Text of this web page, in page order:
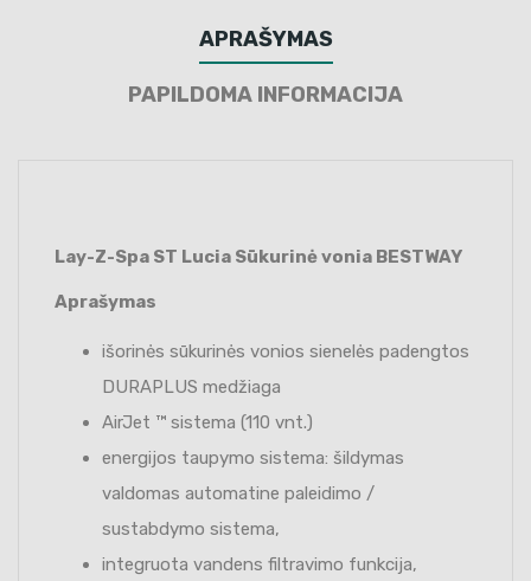
APRAŠYMAS
PAPILDOMA INFORMACIJA
Lay-Z-Spa ST Lucia Sūkurinė vonia BESTWAY
Aprašymas
išorinės sūkurinės vonios sienelės padengtos
DURAPLUS medžiaga
AirJet ™ sistema (110 vnt.)
energijos taupymo sistema: šildymas
valdomas automatine paleidimo /
sustabdymo sistema,
integruota vandens filtravimo funkcija,